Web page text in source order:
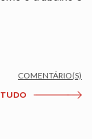
COMENTÁRIO(S)
TUDO